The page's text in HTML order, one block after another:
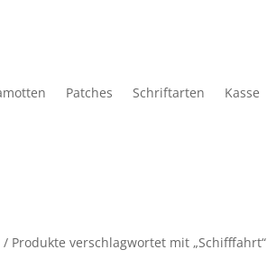
Patches Schriftarten Kasse
/ Produkte verschlagwortet mit „Schifffahrt“